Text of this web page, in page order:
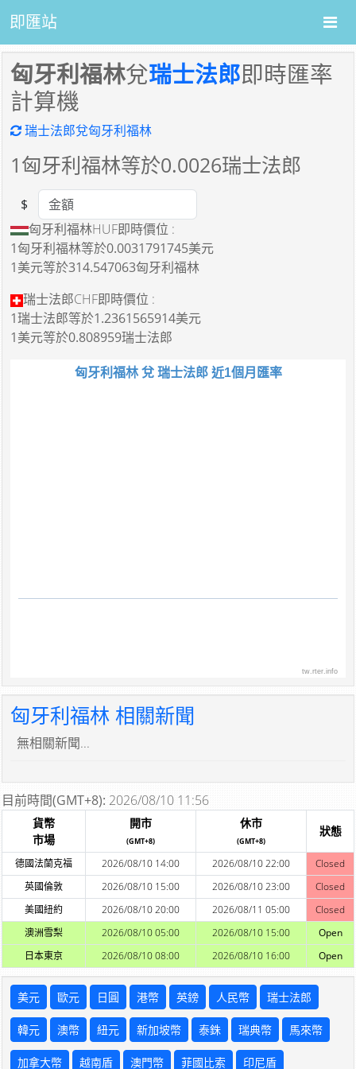
即匯站
匈牙利福林兌瑞士法郎即時匯率
計算機
瑞士法郎兌匈牙利福林
1匈牙利福林等於0.0026瑞士法郎
Amount
$
匈牙利福林HUF即時價位 :
1匈牙利福林等於0.0031791745美元
1美元等於314.547063匈牙利福林
瑞士法郎CHF即時價位 :
1瑞士法郎等於1.2361565914美元
1美元等於0.808959瑞士法郎
匈牙利福林 兌 瑞士法郎 近1個月匯率
tw.rter.info
匈牙利福林 相關新聞
無相關新聞...
目前時間(GMT+8): 2026/08/10 11:56
貨幣
市場
開市
(GMT+8)
休市
(GMT+8)
狀態
德國法蘭克福 2026/08/10 14:00 2026/08/10 22:00
Closed
英國倫敦
2026/08/10 15:00 2026/08/10 23:00
Closed
美國紐約
2026/08/10 20:00 2026/08/11 05:00
Closed
澳洲雪梨
2026/08/10 05:00 2026/08/10 15:00
Open
日本東京
2026/08/10 08:00 2026/08/10 16:00 Open
美元 歐元 日圓 港幣 英鎊 人民幣 瑞士法郎
韓元 澳幣 紐元 新加坡幣 泰銖 瑞典幣 馬來幣
加拿大幣 越南盾 澳門幣 菲國比索 印尼盾